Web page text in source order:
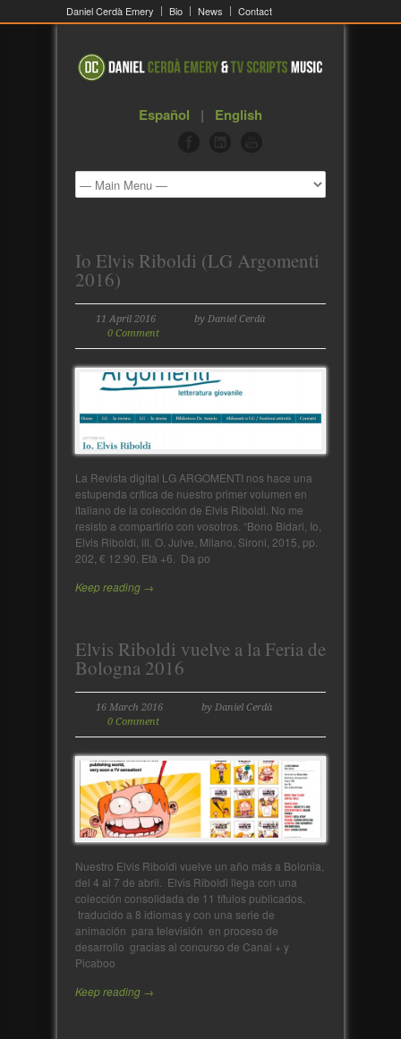
Daniel Cerdà Emery Bio News Contact
Español | English
Io Elvis Riboldi (LG Argomenti
2016)
11 April 2016
by Daniel Cerdà
0 Comment
La Revista digital LG ARGOMENTI nos hace una
estupenda crítica de nuestro primer volumen en
italiano de la colección de Elvis Riboldi. No me
resisto a compartirlo con vosotros. “Bono Bidari, Io,
Elvis Riboldi, ill. O. Julve, Milano, Sironi, 2015, pp.
202, € 12.90. Età +6. Da po
Keep reading →
Elvis Riboldi vuelve a la Feria de
Bologna 2016
16 March 2016
by Daniel Cerdà
0 Comment
Nuestro Elvis Riboldi vuelve un año más a Bolonia,
del 4 al 7 de abril. Elvis Riboldi llega con una
colección consolidada de 11 títulos publicados,
traducido a 8 idiomas y con una serie de
animación para televisión en proceso de
desarrollo gracias al concurso de Canal + y
Picaboo
Keep reading →